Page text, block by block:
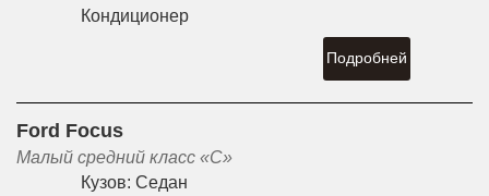
Кондиционер
Подробней
Ford Focus
Малый средний класс «С»
Кузов: Седан